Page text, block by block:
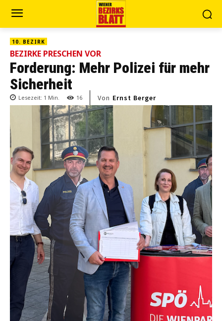
10. BEZIRK
BEZIRKE PRESCHEN VOR
Forderung: Mehr Polizei für mehr
Sicherheit
Lesezeit: 1 Min. 16 Von Ernst Berger